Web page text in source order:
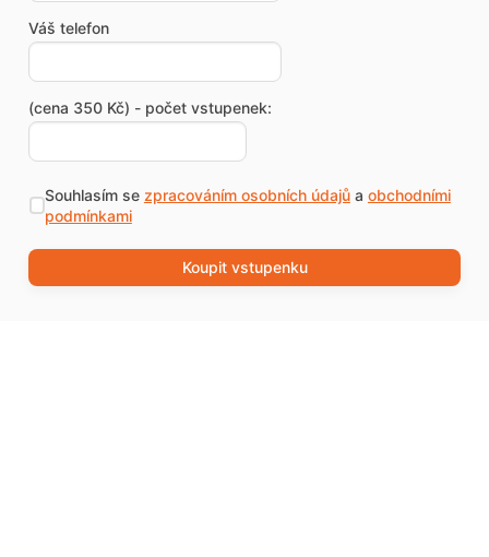
Váš telefon
(cena 350 Kč) - počet vstupenek:
Souhlasím se zpracováním osobních údajůa obchodními
podmínkami
Koupit vstupenku